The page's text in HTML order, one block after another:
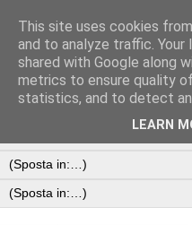
This site uses cookies
and to analyze traffic. Your
shared with Google along
metrics to ensure quality
statistics, and to detect
LEARN